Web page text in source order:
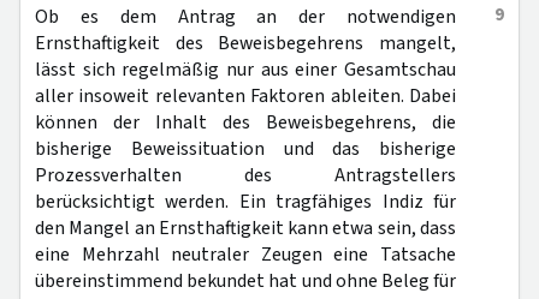
9
Ob es dem Antrag an der notwendigen
Ernsthaftigkeit des Beweisbegehrens mangelt,
lässt sich regelmäßig nur aus einer Gesamtschau
aller insoweit relevanten Faktoren ableiten. Dabei
können der Inhalt des Beweisbegehrens, die
bisherige Beweissituation und das bisherige
Prozessverhalten des Antragstellers
berücksichtigt werden. Ein tragfähiges Indiz für
den Mangel an Ernsthaftigkeit kann etwa sein, dass
eine Mehrzahl neutraler Zeugen eine Tatsache
übereinstimmend bekundet hat und ohne Beleg für